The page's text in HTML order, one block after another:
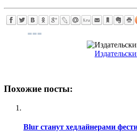
Похожие посты:
Blur станут хедлайнерами